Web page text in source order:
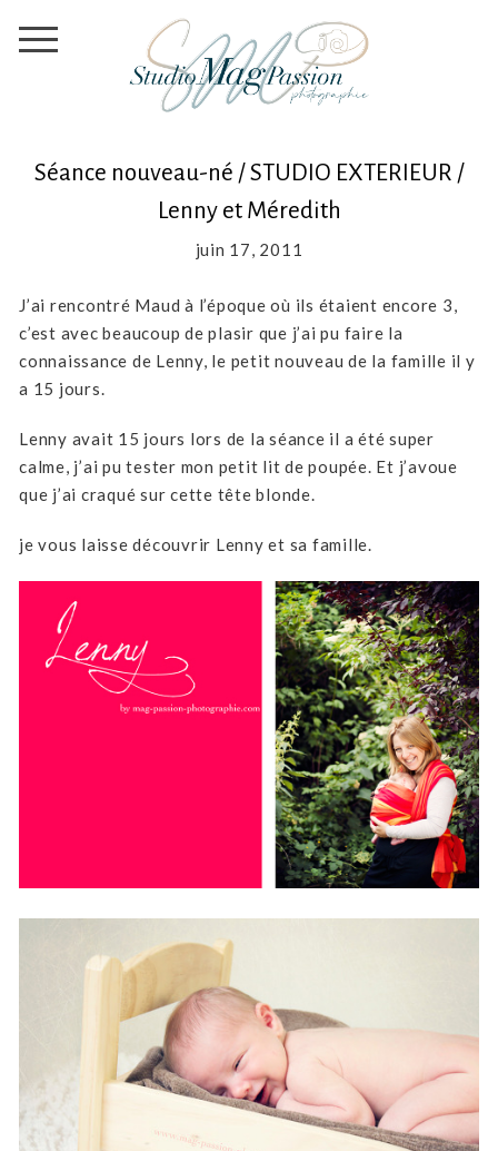
Séance nouveau-né / STUDIO EXTERIEUR /
Lenny et Méredith
juin 17, 2011
J’ai rencontré Maud à l’époque où ils étaient encore 3,
c’est avec beaucoup de plasir que j’ai pu faire la
connaissance de Lenny, le petit nouveau de la famille il y
a 15 jours.
Lenny avait 15 jours lors de la séance il a été super
calme, j’ai pu tester mon petit lit de poupée. Et j’avoue
que j’ai craqué sur cette tête blonde.
je vous laisse découvrir Lenny et sa famille.